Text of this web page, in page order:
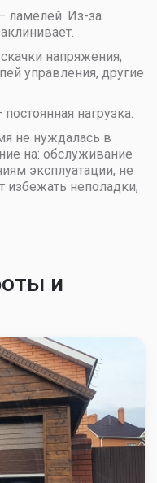
ламелей. Из-за
напряжения,
управления, другие
нагрузка.
не нуждалась в
на: обслуживание
эксплуатации, не
избежать неполадки,
и